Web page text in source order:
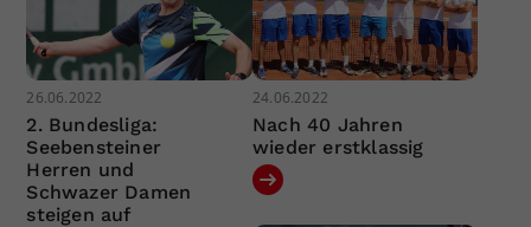
26.06.2022
2. Bundesliga:
Seebensteiner
Herren und
Schwazer Damen
steigen auf
24.06.2022
Nach 40 Jahren
wieder erstklassig